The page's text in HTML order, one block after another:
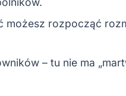
możesz rozpocząć
– tu nie ma